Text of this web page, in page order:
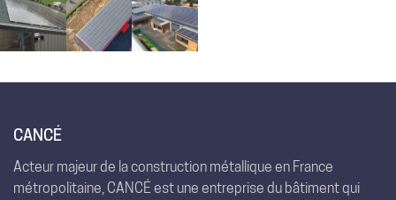
CANCÉ
Acteur majeur de la construction métallique en France
métropolitaine, CANCÉ est une entreprise du bâtiment qui